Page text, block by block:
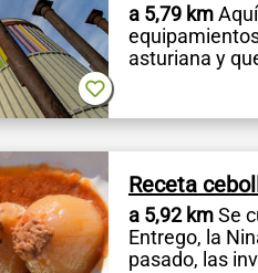
a 5,79 km
asturiana y
Receta
a 5,92 kmSe
Entrego, la
pasado, las